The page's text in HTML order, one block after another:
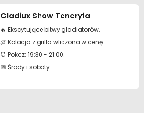
Gladiux Show Teneryfa
🔥 Ekscytujące bitwy gladiatorów.
🍖 Kolacja z grilla wliczona w cenę.
⏰ Pokaz: 19:30 - 21:00.
📅 Środy i soboty.